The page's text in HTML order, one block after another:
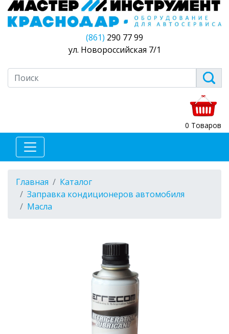
(861) 290 77 99
ул. Новороссийская 7/1
0 Товаров
Главная
Каталог
Заправка кондиционеров автомобиля
Масла